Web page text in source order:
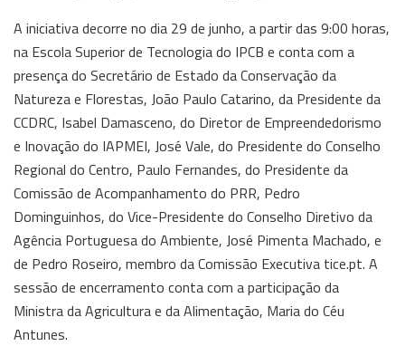
A iniciativa decorre no dia 29 de junho, a partir das 9:00 horas,
na Escola Superior de Tecnologia do IPCB e conta com a
presença do Secretário de Estado da Conservação da
Natureza e Florestas, João Paulo Catarino, da Presidente da
CCDRC, Isabel Damasceno, do Diretor de Empreendedorismo
e Inovação do IAPMEI, José Vale, do Presidente do Conselho
Regional do Centro, Paulo Fernandes, do Presidente da
Comissão de Acompanhamento do PRR, Pedro
Dominguinhos, do Vice-Presidente do Conselho Diretivo da
Agência Portuguesa do Ambiente, José Pimenta Machado, e
de Pedro Roseiro, membro da Comissão Executiva tice.pt. A
sessão de encerramento conta com a participação da
Ministra da Agricultura e da Alimentação, Maria do Céu
Antunes.